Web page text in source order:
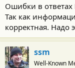
Ошибки в
Так как
корректная. Надо
ssm
Well-Known